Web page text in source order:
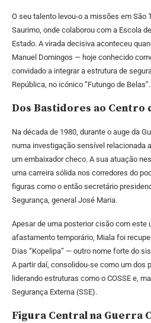
O seu talento levou-o a missões em São
Saurimo, onde colaborou com a Escola
Estado. A virada decisiva aconteceu
Manuel Domingos — hoje conhecido
convidado a integrar a estrutura de
República, no icónico “Futungo de Belas”.
Dos Bastidores ao Centro
Na década de 1980, durante o auge da
numa investigação sensível relacionada
um embaixador checo. A sua atuação
uma carreira sólida nos corredores do
figuras como o então secretário
Segurança, general José Maria.
Apesar de uma posterior cisão com este
afastamento temporário, Miala foi
Dias “Kopelipa” — outro nome forte do
A partir daí, consolidou-se como um dos
liderando estruturas como o COSSE e,
Segurança Externa (SSE).
Figura Central na Guerra